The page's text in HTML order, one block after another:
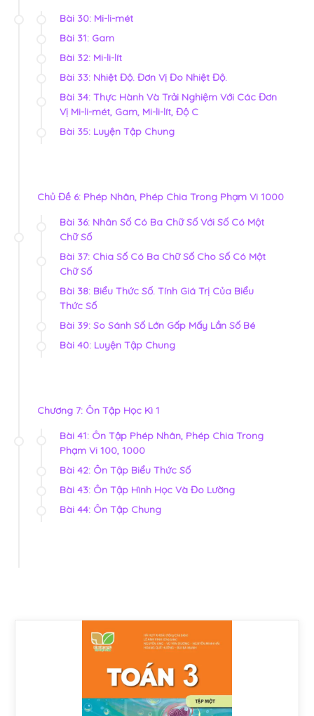
Bài 30: Mi-li-mét
Bài 31: Gam
Bài 32: Mi-li-lít
Bài 33: Nhiệt Độ. Đơn Vị Đo Nhiệt Độ.
Bài 34: Thực Hành Và Trải Nghiệm Với Các Đơn
Vị Mi-li-mét, Gam, Mi-li-lít, Độ C
Bài 35: Luyện Tập Chung
Chủ Đề 6: Phép Nhân, Phép Chia Trong Phạm Vi 1000
Bài 36: Nhân Số Có Ba Chữ Số Với Số Có Một
Chữ Số
Bài 37: Chia Số Có Ba Chữ Số Cho Số Có Một
Chữ Số
Bài 38: Biểu Thức Số. Tính Giá Trị Của Biểu
Thức Số
Bài 39: So Sánh Số Lớn Gấp Mấy Lần Số Bé
Bài 40: Luyện Tập Chung
Chương 7: Ôn Tập Học Kì 1
Bài 41: Ôn Tập Phép Nhân, Phép Chia Trong
Phạm Vi 100, 1000
Bài 42: Ôn Tập Biểu Thức Số
Bài 43: Ôn Tập Hình Học Và Đo Lường
Bài 44: Ôn Tập Chung